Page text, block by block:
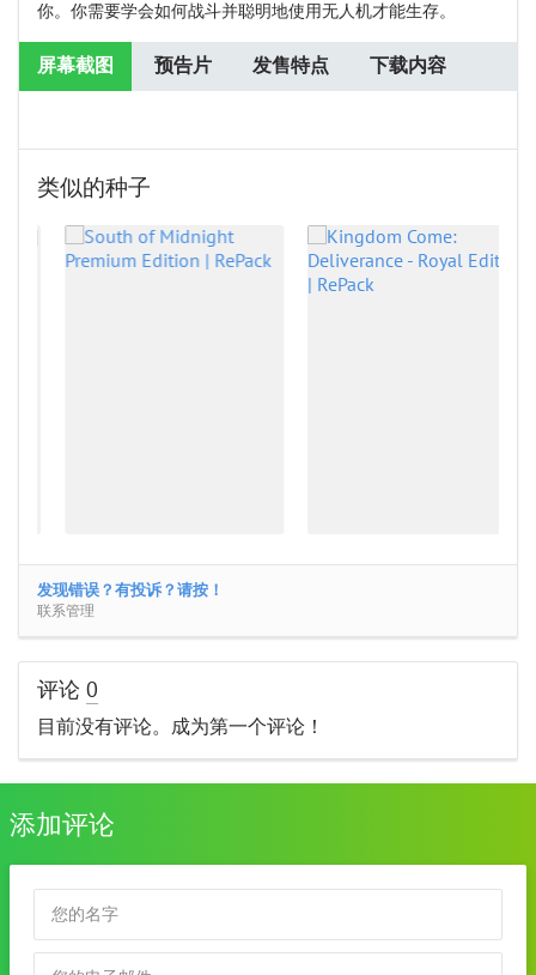
你。你需要学会如何战斗并聪明地使用无人机才能生存。
屏幕截图 预告片 发售特点 下载内容
类似的种子
发现错误？有投诉？请按！
联系管理
评论 0
目前没有评论。成为第一个评论！
添加评论